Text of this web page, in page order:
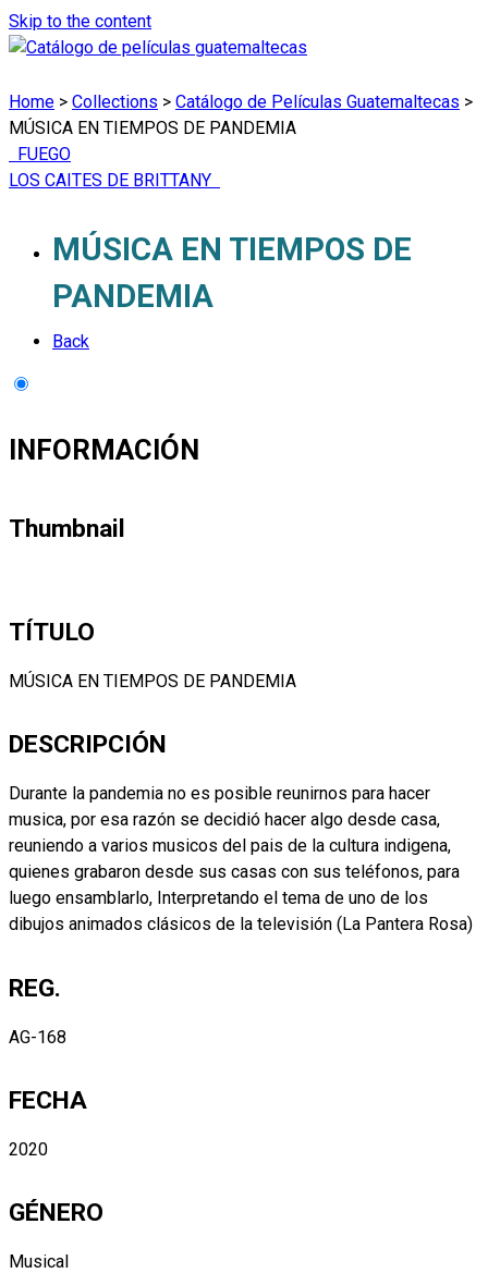
Skip to the content
Home > Collections > Catálogo de Películas Guatemaltecas >
MÚSICA EN TIEMPOS DE PANDEMIA
FUEGO
LOS CAITES DE BRITTANY
MÚSICA EN TIEMPOS DE
PANDEMIA
Back
INFORMACIÓN
Thumbnail
TÍTULO
MÚSICA EN TIEMPOS DE PANDEMIA
DESCRIPCIÓN
Durante la pandemia no es posible reunirnos para hacer
musica, por esa razón se decidió hacer algo desde casa,
reuniendo a varios musicos del pais de la cultura indigena,
quienes grabaron desde sus casas con sus teléfonos, para
luego ensamblarlo, Interpretando el tema de uno de los
dibujos animados clásicos de la televisión (La Pantera Rosa)
REG.
AG-168
FECHA
2020
GÉNERO
Musical